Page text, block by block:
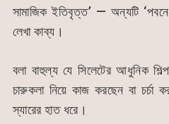
সামাজিক ইতিবৃত্ত’ — অন্যটি
লেখা কাব্য।
বলা বাহুল্য যে সিলেটের আধুনিক
চারুকলা নিয়ে কাজ করছেন বা চর্চা
স্যারের হাত ধরে।